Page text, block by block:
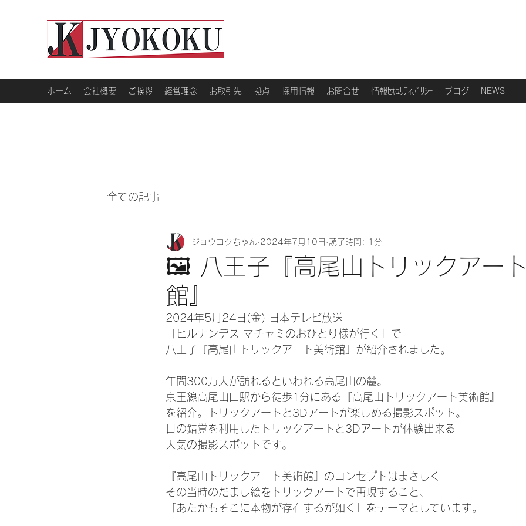
ホーム 会社概要 ご挨拶 経営理念 お取引先 拠点 採用情報 お問合せ 情報ｾｷｭﾘﾃｨﾎﾟﾘｼｰ ブログ NEWS
全ての記事
🖼️ 八王子『高尾山トリックアー
館』
ジョウコクちゃん 2024年7月10日 読了時間: 1分
2024年5月24日(金) 日本テレビ放送
「ヒルナンデス マチャミのおひとり様が行く」で
八王子『高尾山トリックアート美術館』が紹介されました。
年間300万人が訪れるといわれる高尾山の麓。
京王線高尾山口駅から徒歩1分にある『高尾山トリックアート美術館』
を紹介。トリックアートと3Dアートが楽しめる撮影スポット。
目の錯覚を利用したトリックアートと3Dアートが体験出来る
人気の撮影スポットです。
『高尾山トリックアート美術館』のコンセプトはまさしく
その当時のだまし絵をトリックアートで再現すること、
「あたかもそこに本物が存在するが如く」をテーマとしています。